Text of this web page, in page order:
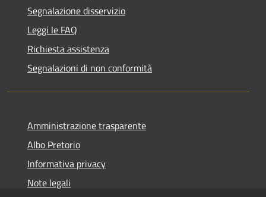
Segnalazione disservizio
Leggi le FAQ
Richiesta assistenza
Segnalazioni di non conformità
Amministrazione trasparente
Albo Pretorio
Informativa privacy
Note legali